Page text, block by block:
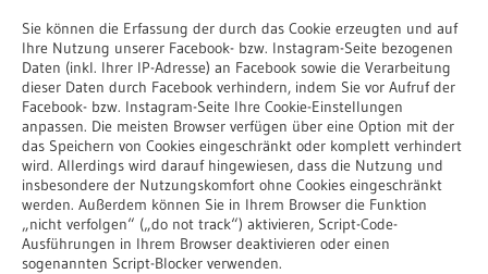
Sie können die Erfassung der durch das Cookie erzeugten und auf
Ihre Nutzung unserer Facebook- bzw. Instagram-Seite bezogenen
Daten (inkl. Ihrer IP-Adresse) an Facebook sowie die Verarbeitung
dieser Daten durch Facebook verhindern, indem Sie vor Aufruf der
Facebook- bzw. Instagram-Seite Ihre Cookie-Einstellungen
anpassen. Die meisten Browser verfügen über eine Option mit der
das Speichern von Cookies eingeschränkt oder komplett verhindert
wird. Allerdings wird darauf hingewiesen, dass die Nutzung und
insbesondere der Nutzungskomfort ohne Cookies eingeschränkt
werden. Außerdem können Sie in Ihrem Browser die Funktion
„nicht verfolgen“ („do not track“) aktivieren, Script-Code-
Ausführungen in Ihrem Browser deaktivieren oder einen
sogenannten Script-Blocker verwenden.